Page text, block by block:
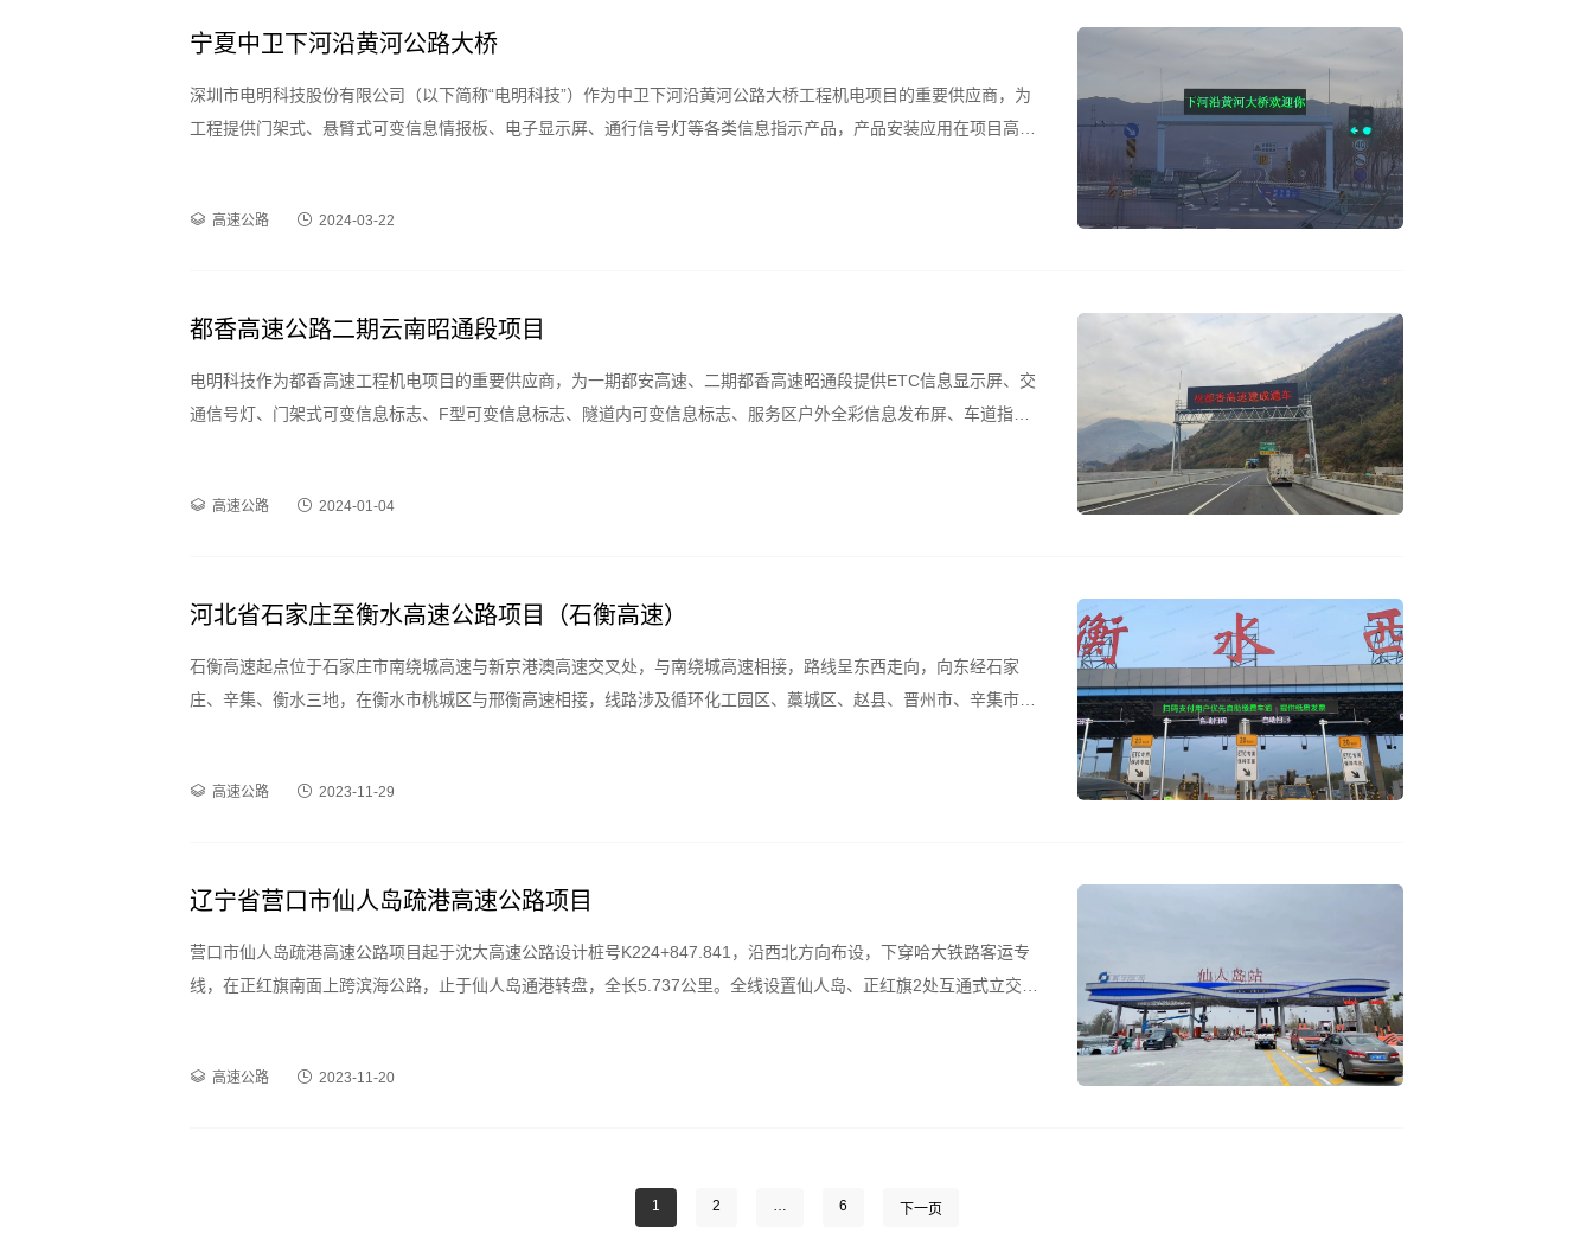
宁夏中卫下河沿黄河公路大桥
深圳市电明科技股份有限公司（以下简称“电明科技”）作为中卫下河沿黄河公路大桥工程机电项目的重要供应商，为
工程提供门架式、悬臂式可变信息情报板、电子显示屏、通行信号灯等各类信息指示产品，产品安装应用在项目高速
高速公路 2024-03-22
都香高速公路二期云南昭通段项目
电明科技作为都香高速工程机电项目的重要供应商，为一期都安高速、二期都香高速昭通段提供ETC信息显示屏、交
通信号灯、门架式可变信息标志、F型可变信息标志、隧道内可变信息标志、服务区户外全彩信息发布屏、车道指示
高速公路 2024-01-04
河北省石家庄至衡水高速公路项目（石衡高速）
石衡高速起点位于石家庄市南绕城高速与新京港澳高速交叉处，与南绕城高速相接，路线呈东西走向，向东经石家
庄、辛集、衡水三地，在衡水市桃城区与邢衡高速相接，线路涉及循环化工园区、藁城区、赵县、晋州市、辛集市、
高速公路 2023-11-29
辽宁省营口市仙人岛疏港高速公路项目
营口市仙人岛疏港高速公路项目起于沈大高速公路设计桩号K224+847.841，沿西北方向布设，下穿哈大铁路客运专
线，在正红旗南面上跨滨海公路，止于仙人岛通港转盘，全长5.737公里。全线设置仙人岛、正红旗2处互通式立交。
高速公路 2023-11-20
1 2 … 6 下一页